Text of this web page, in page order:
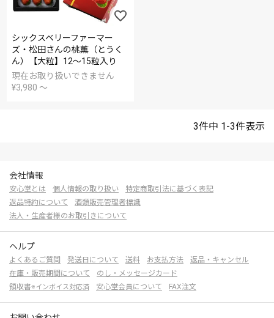
シックスベリーファーマー
ズ・松田さんの桃薫（とうく
ん）【大粒】12～15粒入り
現在お取り扱いできません
¥3,980 〜
3件中 1-3件表示
会社情報
安心堂とは 個人情報の取り扱い
特定商取引法に基づく表記
返品特約について
酒類販売管理者標識
法人・生産者様のお取引きについて
ヘルプ
よくあるご質問 発送日について 送料 お支払方法
返品・キャンセル
在庫・販売期間について
のし・メッセージカード
領収書※インボイス対応済 安心堂会員について FAX注文